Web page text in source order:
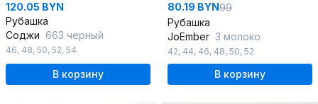
120.05 BYN
Рубашка
Соджи 663 черный
46, 48, 50, 52, 54
В корзину
80.19 BYN99
Рубашка
JoEmber 3 молоко
42, 44, 46, 48, 50, 52
В корзину